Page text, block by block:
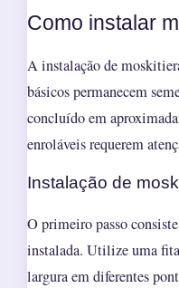
Como instalar
A instalação de
básicos permanecem
concluído em
enroláveis requerem
Instalação de
O primeiro passo
instalada. Utilize uma fita
largura em diferentes